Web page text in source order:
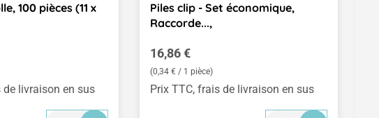
100 pièces (11 x
de livraison en sus
Piles clip - Set économique,
Raccorde...,
Prix régulier :
16,86 €
(0,34 € / 1 pièce)
Prix TTC, frais de livraison en sus